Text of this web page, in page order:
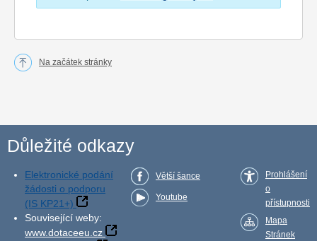
Na začátek stránky
Důležité odkazy
Elektronické podání
žádosti o podporu
(IS KP21+)
Související weby:
www.dotaceeu.cz
Větší šance
Youtube
Prohlášení
o
přístupnosti
Mapa
Stránek